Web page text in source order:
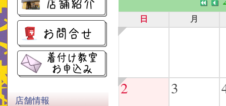
店舗情報
日 月
2 3